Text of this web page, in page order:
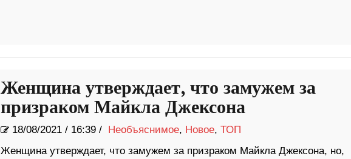
Женщина утверждает, что замужем за
призраком Майкла Джексона
18/08/2021/ 16:39 / Необъяснимое, Новое, ТОП
Женщина утверждает, что замужем за призраком Майкла Джексона, но,